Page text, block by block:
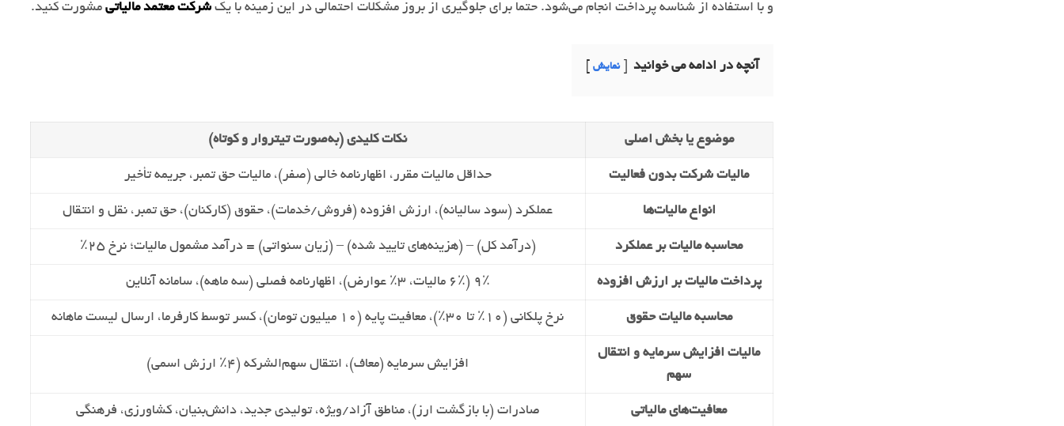
و با استفاده از شناسه پرداخت انجام می‌شود. حتما برای جلوگیری از بروز مشکلات احتمالی در این زمینه با یکشرکت معتمد مالیاتی مشورت کنید.
آنچه در ادامه می خوانید نمایش
موضوع یا بخش اصلی نکات کلیدی (به‌صورت تیتر‌وار و کوتاه)
مالیات شرکت بدون فعالیت حداقل مالیات مقرر، اظهارنامه خالی (صفر)، مالیات حق تمبر، جریمه تأخیر
انواع مالیات‌ها عملکرد (سود سالیانه)، ارزش افزوده (فروش/خدمات)، حقوق (کارکنان)، حق تمبر، نقل و انتقال
محاسبه مالیات بر عملکرد (درآمد کل) – (هزینه‌های تایید شده) – (زیان سنواتی) = درآمد مشمول مالیات؛ نرخ ۲۵٪
پرداخت مالیات بر ارزش افزوده ۹٪ (۶٪ مالیات، ۳٪ عوارض)، اظهارنامه فصلی (سه ماهه)، سامانه آنلاین
محاسبه مالیات حقوق نرخ پلکانی (۱۰٪ تا ۳۰٪)، معافیت پایه (۱۰ میلیون تومان)، کسر توسط کارفرما، ارسال لیست ماهانه
مالیات افزایش سرمایه و انتقال
سهم
افزایش سرمایه (معاف)، انتقال سهم‌الشرکه (۴٪ ارزش اسمی)
معافیت‌های مالیاتی صادرات (با بازگشت ارز)، مناطق آزاد/ویژه، تولیدی جدید، دانش‌بنیان، کشاورزی، فرهنگی